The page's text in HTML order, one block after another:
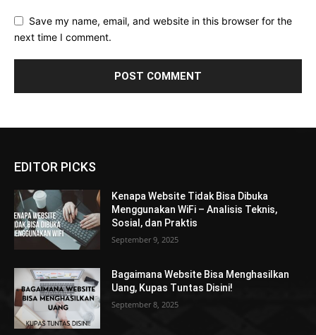
Save my name, email, and website in this browser for the
next time I comment.
EDITOR PICKS
Kenapa Website Tidak Bisa Dibuka
Menggunakan WiFi – Analisis Teknis,
Sosial, dan Praktis
September 9, 2025
Bagaimana Website Bisa Menghasilkan
Uang, Kupas Tuntas Disini!
September 8, 2025